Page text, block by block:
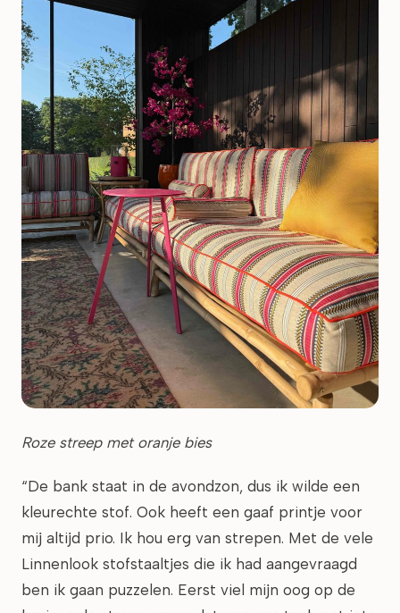
Roze streep met oranje bies
“De bank staat in de avondzon, dus ik wilde een
kleurechte stof. Ook heeft een gaaf printje voor
mij altijd prio. Ik hou erg van strepen. Met de vele
Linnenlook stofstaaltjes die ik had aangevraagd
ben ik gaan puzzelen. Eerst viel mijn oog op de